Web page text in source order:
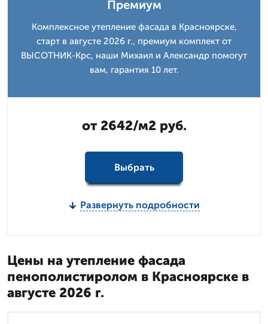
Премиум
Комплексное утепление фасада в Красноярске,
старт в августе 2026 г., премиум комплект от
ВЫСОТНИК-Крс, наши Михаил и Александр помогут
вам, гарантия 10 лет.
от 2642/м2 руб.
Выбрать
Развернуть подробности
Цены на утепление фасада
пенополистиролом в Красноярске в
августе 2026 г.